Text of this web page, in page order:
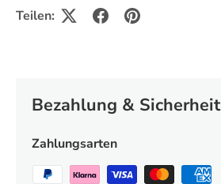
Teilen:
Bezahlung & Sicherheit
Zahlungsarten